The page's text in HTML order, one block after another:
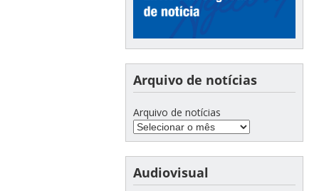
Arquivo de notícias
Arquivo de notícias
Audiovisual